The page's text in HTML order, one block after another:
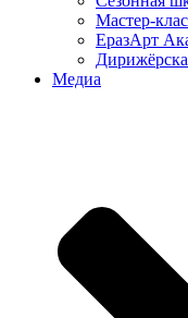
Мастер-
ЕразАрт
Медиа